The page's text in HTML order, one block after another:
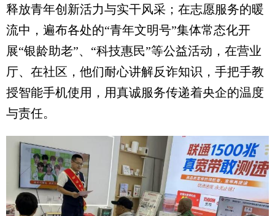
释放青年创新活力与实干风采；在志愿服务的暖
流中，遍布各处的“青年文明号”集体常态化开
展“银龄助老”、“科技惠民”等公益活动，在营业
厅、在社区，他们耐心讲解反诈知识，手把手教
授智能手机使用，用真诚服务传递着央企的温度
与责任。